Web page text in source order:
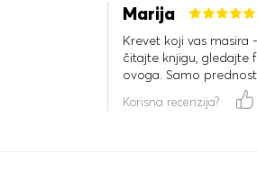
Marija
Krevet koji vas masira
čitajte knjigu, gledajte
ovoga. Samo
Korisna recenzija?